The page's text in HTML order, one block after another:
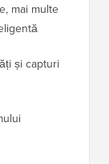
mai multe
și capturi